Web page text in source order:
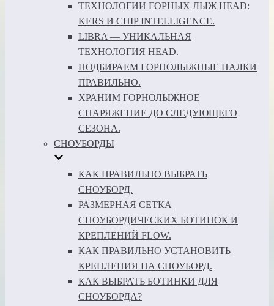
ТЕХНОЛОГИИ ГОРНЫХ ЛЫЖ HEAD:
KERS И CHIP INTELLIGENCE.
LIBRA — УНИКАЛЬНАЯ
ТЕХНОЛОГИЯ HEAD.
ПОДБИРАЕМ ГОРНОЛЫЖНЫЕ ПАЛКИ
ПРАВИЛЬНО.
ХРАНИМ ГОРНОЛЫЖНОЕ
СНАРЯЖЕНИЕ ДО СЛЕДУЮЩЕГО
СЕЗОНА.
СНОУБОРДЫ
КАК ПРАВИЛЬНО ВЫБРАТЬ
СНОУБОРД.
РАЗМЕРНАЯ СЕТКА
СНОУБОРДИЧЕСКИХ БОТИНОК И
КРЕПЛЕНИЙ FLOW.
КАК ПРАВИЛЬНО УСТАНОВИТЬ
КРЕПЛЕНИЯ НА СНОУБОРД.
КАК ВЫБРАТЬ БОТИНКИ ДЛЯ
СНОУБОРДА?